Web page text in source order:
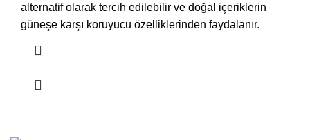
alternatif olarak tercih edilebilir ve doğal içeriklerin
güneşe karşı koruyucu özelliklerinden faydalanır.